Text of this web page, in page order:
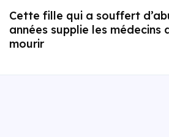
Cette fille qui a souffert
années supplie les médecins
mourir